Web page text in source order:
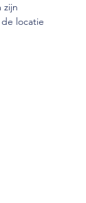
zijn
locatie